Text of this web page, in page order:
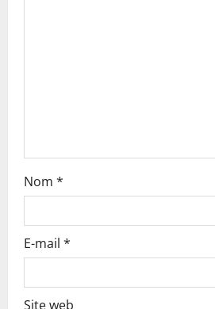
Nom *
E-mail *
Site web